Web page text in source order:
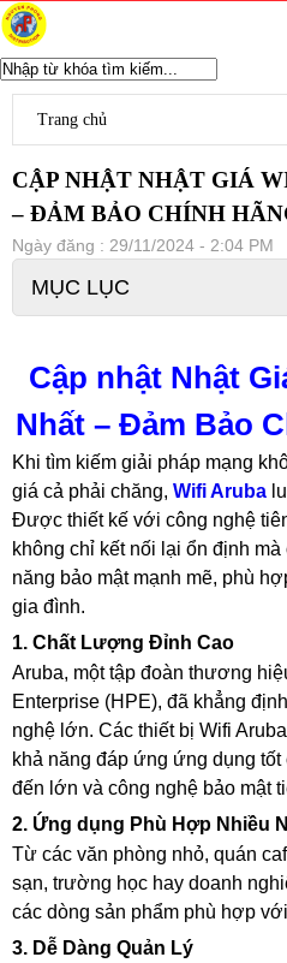
WIFI CHUYÊN DỤNG
Ubiquiti Unifi
Aruba Wifi
Wifi Grandstream
Wifi Ruijie
WIfi SMB H3C
Wifi Draytek
Ubiquiti Airmax
D-Link WiFi
Wifi Mikrotik
WiFi ENGENIUS
Modem Router
UniFi Routing
Router Cisco
Router Grandstream
Gateway H3C
EdgeRouter
UISP Router
Draytek Router
Gateway RUIJIE
ENGENIUS Router
UFiber
Thiết bị chia mạng Switch
Switch Aruba
Switch Mikrotik
Switch Cisco
Switch Cisco Catalyst
Unifi Switch
Switch H3C
EdgeSwitch
Switch D-Link
Trang chủ
CẬP NHẬT NHẬT GIÁ
– ĐẢM BẢO CHÍNH
Ngày đăng : 29/11/2024 - 2:04 PM
MỤC LỤC
Cập nhật Nhật
Nhất – Đảm Bảo
Khi tìm kiếm giải pháp mạng
giá cả phải chăng, Wifi Aruba
Được thiết kế với công nghệ
không chỉ kết nối lại ổn định
năng bảo mật mạnh mẽ, phù
gia đình.
1. Chất Lượng Đỉnh Cao
Aruba, một tập đoàn thương
Enterprise (HPE), đã khẳng
nghệ lớn. Các thiết bị Wifi
khả năng đáp ứng ứng dụng
đến lớn và công nghệ bảo mật
2. Ứng dụng Phù Hợp Nhiều
Từ các văn phòng nhỏ, quán
sạn, trường học hay doanh
các dòng sản phẩm phù hợp
3. Dễ Dàng Quản Lý